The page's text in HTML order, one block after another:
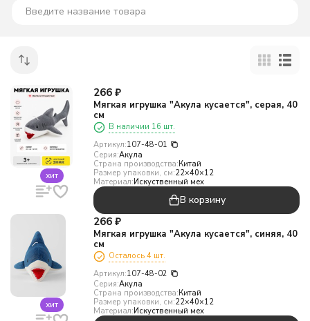
хит
266 ₽
Мягкая игрушка "Акула кусается", серая, 40
см
В наличии 16 шт.
Артикул:107-48-01
Серия:Акула
Страна производства:Китай
Размер упаковки, см:22×40×12
Материал:Искуственный мех
В корзину
хит
266 ₽
Мягкая игрушка "Акула кусается", синяя, 40
см
Осталось 4 шт.
Артикул:107-48-02
Серия:Акула
Страна производства:Китай
Размер упаковки, см:22×40×12
Материал:Искуственный мех